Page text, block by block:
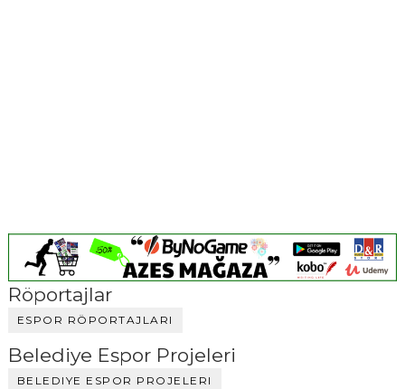
Röportajlar
ESPOR RÖPORTAJLARI
Belediye Espor Projeleri
BELEDIYE ESPOR PROJELERI